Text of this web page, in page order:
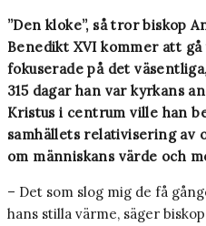
”Den kloke”, så tror biskop
Benedikt XVI kommer att
fokuserade på det
315 dagar han var kyrkans
Kristus i centrum ville han
samhällets relativisering av
om människans värde och
– Det som slog mig de få
hans stilla värme, säger